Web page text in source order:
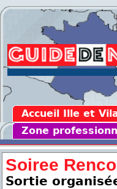
Accueil Ille et
Zone
Soiree
Sortie